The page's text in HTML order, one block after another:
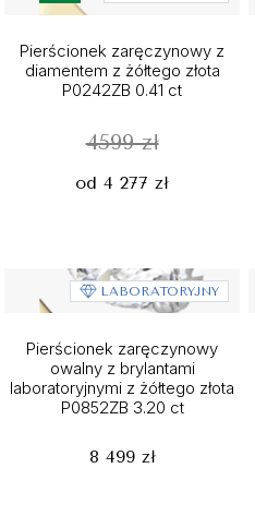
Pierścionek zaręczynowy z
diamentem z żółtego złota
P0242ZB 0.41 ct
4599 zł
od 4 277 zł
LABORATORYJNY
Pierścionek zaręczynowy
owalny z brylantami
laboratoryjnymi z żółtego złota
P0852ZB 3.20 ct
8 499 zł